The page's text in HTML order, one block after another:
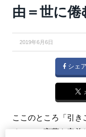
由＝世に倦
2019年6月6日
シェア
ここのところ「引き
る。この言葉を定